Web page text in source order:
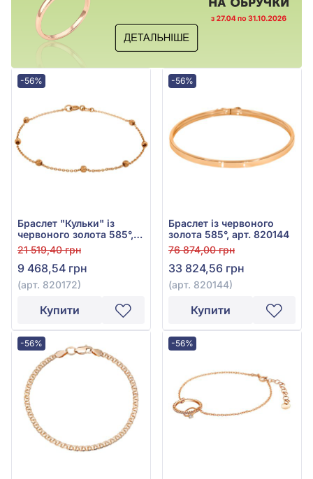
-56%
Браслет "Кульки" із
червоного золота 585°,
арт. 820172
21 519,40 грн
9 468,54 грн
(арт. 820172)
Купити
-56%
Браслет із червоного
золота 585°, арт. 820144
76 874,00 грн
33 824,56 грн
(арт. 820144)
Купити
-56% -56%